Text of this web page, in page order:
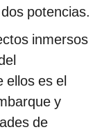
potencias.
inmersos
ellos es el
y
de